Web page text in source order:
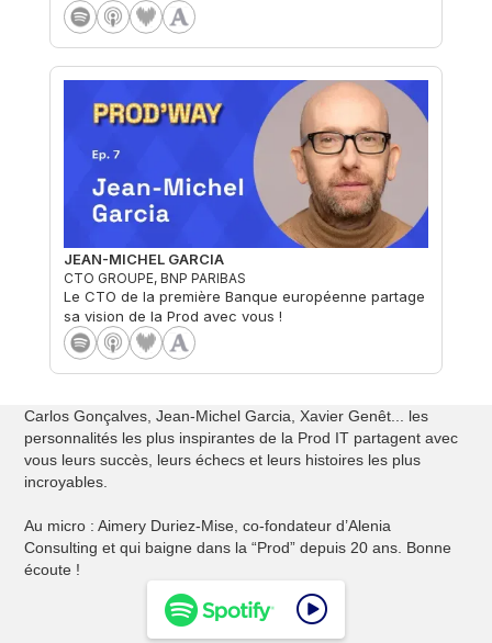
JEAN-MICHEL GARCIA
CTO GROUPE, BNP PARIBAS
Le CTO de la première Banque européenne partage
sa vision de la Prod avec vous !
Carlos Gonçalves, Jean-Michel Garcia, Xavier Genêt... les
personnalités les plus inspirantes de la Prod IT partagent avec
vous leurs succès, leurs échecs et leurs histoires les plus
incroyables.
Au micro : Aimery Duriez-Mise, co-fondateur d’Alenia
Consulting et qui baigne dans la “Prod” depuis 20 ans. Bonne
écoute !